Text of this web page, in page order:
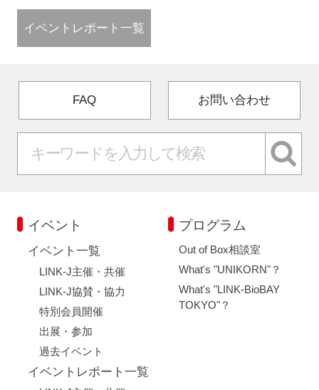
イベントレポート一覧
FAQ お問い合わせ
イベント
イベント一覧
LINK-J主催・共催
LINK-J協賛・協力
特別会員開催
出展・参加
過去イベント
イベントレポート一覧
プログラム
Out of Box相談室
What's "UNIKORN"？
What's "LINK-BioBAY
TOKYO"？